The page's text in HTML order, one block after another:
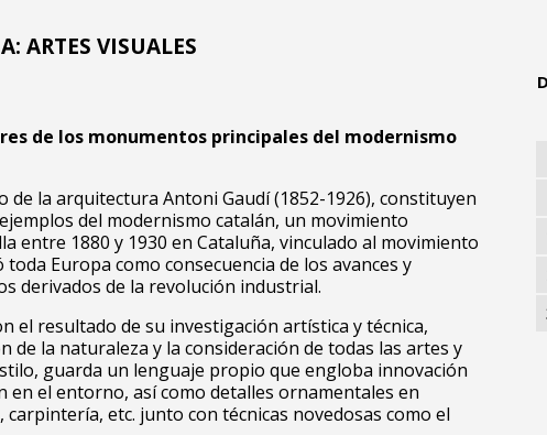
ARTES VISUALES
de los monumentos principales del modernismo
de la arquitectura Antoni Gaudí (1852-1926), constituyen
del modernismo catalán, un movimiento
entre 1880 y 1930 en Cataluña, vinculado al movimiento
Europa como consecuencia de los avances y
derivados de la revolución industrial.
el resultado de su investigación artística y técnica,
de la naturaleza y la consideración de todas las artes y
guarda un lenguaje propio que engloba innovación
el entorno, así como detalles ornamentales en
etc. junto con técnicas novedosas como el